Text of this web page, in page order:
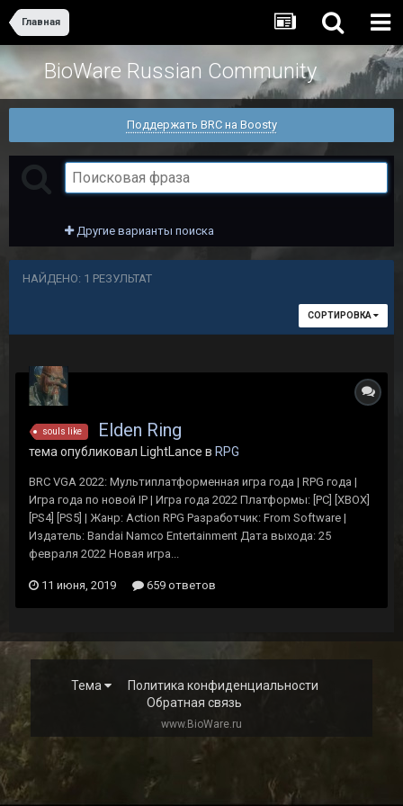
Главная
BioWare Russian Community
Поддержать BRC на Boosty
Другие варианты поиска
НАЙДЕНО: 1 РЕЗУЛЬТАТ
СОРТИРОВКА
souls like Elden Ring
тема опубликовал LightLance в RPG
BRC VGA 2022: Мультиплатформенная игра года | RPG года |
Игра года по новой IP | Игра года 2022 Платформы: [PC] [XBOX]
[PS4] [PS5] | Жанр: Action RPG Разработчик: From Software |
Издатель: Bandai Namco Entertainment Дата выхода: 25
февраля 2022 Новая игра...
11 июня, 2019 659 ответов
Тема
Политика конфиденциальности
Обратная связь
www.BioWare.ru